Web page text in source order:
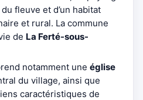
fleuve et d’un habitat
et rural. La commune
de La Ferté-sous-
notamment une église
du village, ainsi que
caractéristiques de